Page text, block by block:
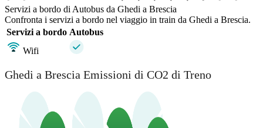
Servizi a bordo di Autobus da Ghedi a Brescia
Confronta i servizi a bordo nel viaggio in train da Ghedi a Brescia.
Servizi a bordo Autobus
Wifi
Ghedi a Brescia Emissioni di CO2 di Treno